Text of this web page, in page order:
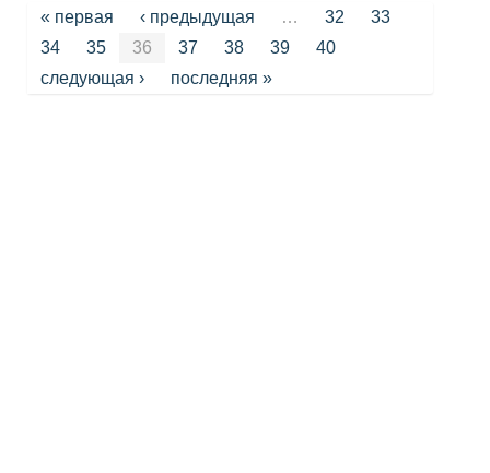
Страницы
« первая ‹ предыдущая … 32
33
34
35 36 37 38 39
40
следующая ›
последняя »